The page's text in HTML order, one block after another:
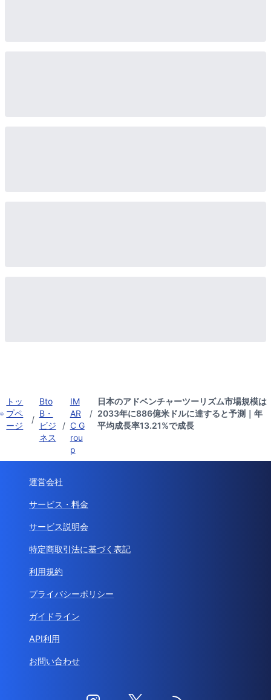
トッ
プペ
ージ
/
Bto
B・
ビジ
ネス
/
IM
AR
C G
rou
p
/
日本のアドベンチャーツーリズム市場規模は
2033年に886億米ドルに達すると予測｜年
平均成長率13.21%で成長
運営会社
サービス・料金
サービス説明会
特定商取引法に基づく表記
利用規約
プライバシーポリシー
ガイドライン
API利用
お問い合わせ